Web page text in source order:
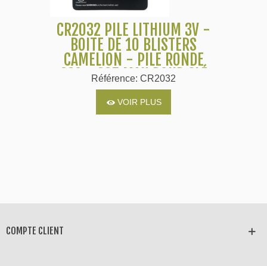
CR2032 PILE LITHIUM 3V -
BOITE DE 10 BLISTERS
CAMELION - PILE RONDE
220 - 225 MAH POUR CLÉ
DE VOITURE
Référence: CR2032
VOIR PLUS
COMPTE CLIENT